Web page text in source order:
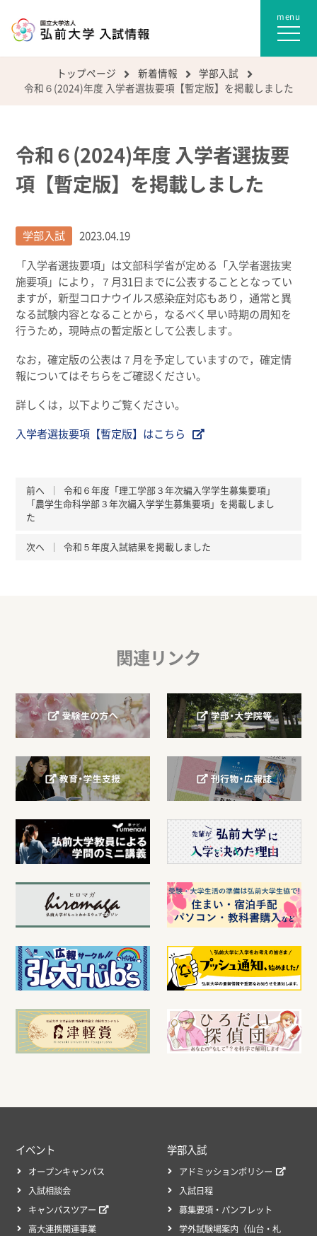
トップページ 新着情報
学部入試
令和６(2024)年度 入学者選抜要項【暫定版】を掲載しました
令和６(2024)年度 入学者選抜要
項【暫定版】を掲載しました
学部入試 2023.04.19
「入学者選抜要項」は文部科学省が定める「入学者選抜実
施要項」により，７月31日までに公表することとなってい
ますが，新型コロナウイルス感染症対応もあり，通常と異
なる試験内容となることから，なるべく早い時期の周知を
行うため，現時点の暫定版として公表します。
なお，確定版の公表は７月を予定していますので，確定情
報についてはそちらをご確認ください。
詳しくは，以下よりご覧ください。
入学者選抜要項【暫定版】はこちら
前へ
令和６年度「理工学部３年次編入学学生募集要項」
「農学生命科学部３年次編入学学生募集要項」を掲載しまし
た
次へ 令和５年度入試結果を掲載しました
関連リンク
イベント
オープンキャンパス
入試相談会
キャンパスツアー
高大連携関連事業
学部入試
アドミッションポリシー
学外試験場案内（仙台・札
入試日程
募集要項・パンフレット